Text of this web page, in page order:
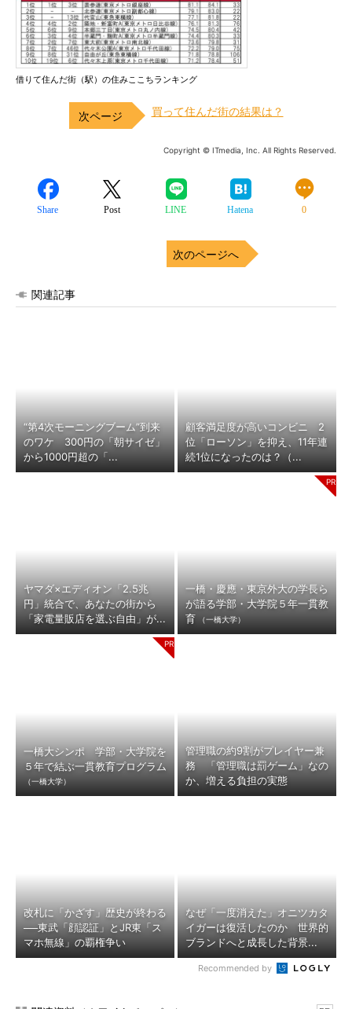
借りて住んだ街（駅）の住みここちランキング
買って住んだ街の結果は？
Copyright © ITmedia, Inc. All Rights Reserved.
Share Post LINE Hatena 0
次のページへ
関連記事
“第4次モーニングブーム”到来
のワケ 300円の「朝サイゼ」
から1000円超の「...
顧客満足度が高いコンビニ 2
位「ローソン」を抑え、11年連
続1位になったのは？（...
ヤマダ×エディオン「2.5兆
円」統合で、あなたの街から
「家電量販店を選ぶ自由」が...
一橋・慶應・東京外大の学長ら
が語る学部・大学院５年一貫教
育
（一橋大学）
一橋大シンポ 学部・大学院を
５年で結ぶ一貫教育プログラム
（一橋大学）
管理職の約9割がプレイヤー兼
務 「管理職は罰ゲーム」なの
か、増える負担の実態
改札に「かざす」歴史が終わる
──東武「顔認証」とJR東「ス
マホ無線」の覇権争い
なぜ「一度消えた」オニツカタ
イガーは復活したのか 世界的
ブランドへと成長した背景...
Recommended by